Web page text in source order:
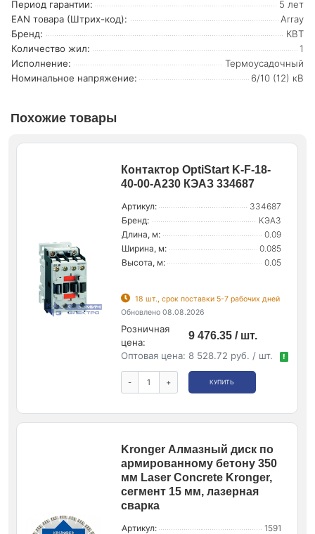
Период гарантии:
5 лет
EAN товара (Штрих-код):
Array
Бренд:
КВТ
Количество жил:
1
Исполнение:
Термоусадочный
Номинальное напряжение:
6/10 (12) кВ
Похожие товары
Контактор OptiStart K-F-18-
40-00-A230 КЭАЗ 334687
Артикул:
334687
Бренд:
КЭАЗ
Длина, м:
0.09
Ширина, м:
0.085
Высота, м:
0.05
18 шт., срок поставки 5-7 рабочих дней
Обновлено 08.08.2026
Розничная
цена:
9 476.35 / шт.
Оптовая цена: 8 528.72 руб. / шт. !
- + КУПИТЬ
Kronger Алмазный диск по
армированному бетону 350
мм Laser Concrete Kronger,
сегмент 15 мм, лазерная
сварка
Артикул: 1591